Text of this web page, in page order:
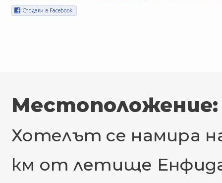
Местоположение:
Хотелът се намира
км от летище